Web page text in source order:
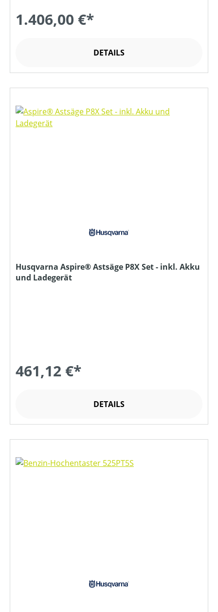
1.406,00 €*
DETAILS
Husqvarna Aspire® Astsäge P8X Set - inkl. Akku
und Ladegerät
461,12 €*
DETAILS